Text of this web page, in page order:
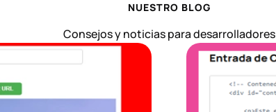
NUESTRO BLOG
Consejos y noticias para desarrolladores